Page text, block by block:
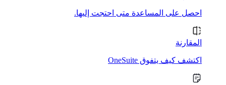
احصل على المساعدة متى احتجت إليها.
المقارنة
اكتشف كيف يتفوق OneSuite